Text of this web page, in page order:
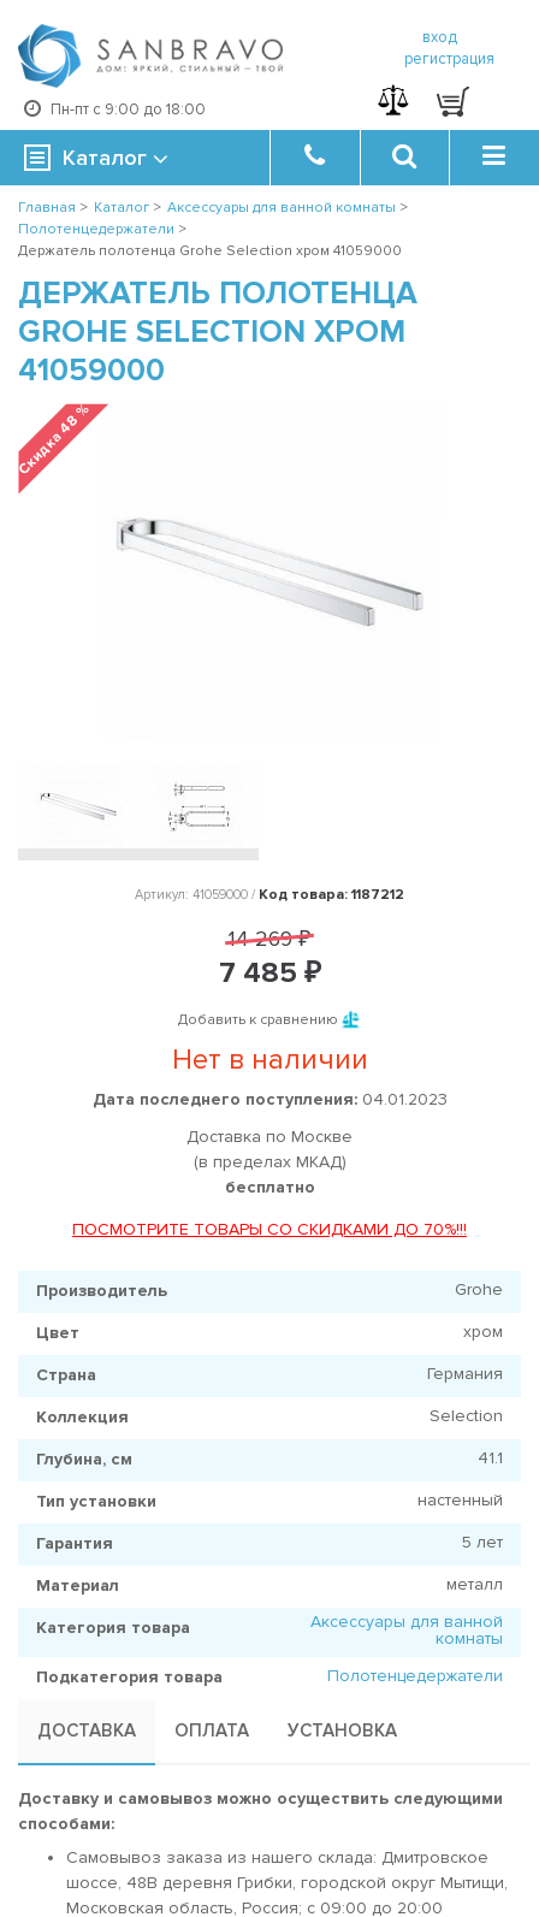
Пн-пт с 9:00 до 18:00
вход
регистрация
Каталог
Главная > Каталог > Аксессуары для ванной комнаты >
Полотенцедержатели >
Держатель полотенца Grohe Selection хром 41059000
ДЕРЖАТЕЛЬ ПОЛОТЕНЦА
GROHE SELECTION ХРОМ
41059000
Скидка 48 %
Артикул: 41059000 / Код товара: 1187212
14 269 ₽
7 485 ₽
Добавить к сравнению
Нет в наличии
Дата последнего поступления:04.01.2023
Доставка по Москве
(в пределах МКАД)
бесплатно
ПОСМОТРИТЕ ТОВАРЫ СО СКИДКАМИ ДО 70%!!!
Производитель Grohe
Цвет хром
Страна Германия
Коллекция Selection
Глубина, см 41.1
Тип установки настенный
Гарантия 5 лет
Материал металл
Категория товара
Аксессуары для ванной
комнаты
Подкатегория товара
Полотенцедержатели
ДОСТАВКА ОПЛАТА УСТАНОВКА
Доставку и самовывоз можно осуществить следующими
способами:
Самовывоз заказа из нашего склада: Дмитровское
шоссе, 48В деревня Грибки, городской округ Мытищи,
Московская область, Россия; c 09:00 до 20:00